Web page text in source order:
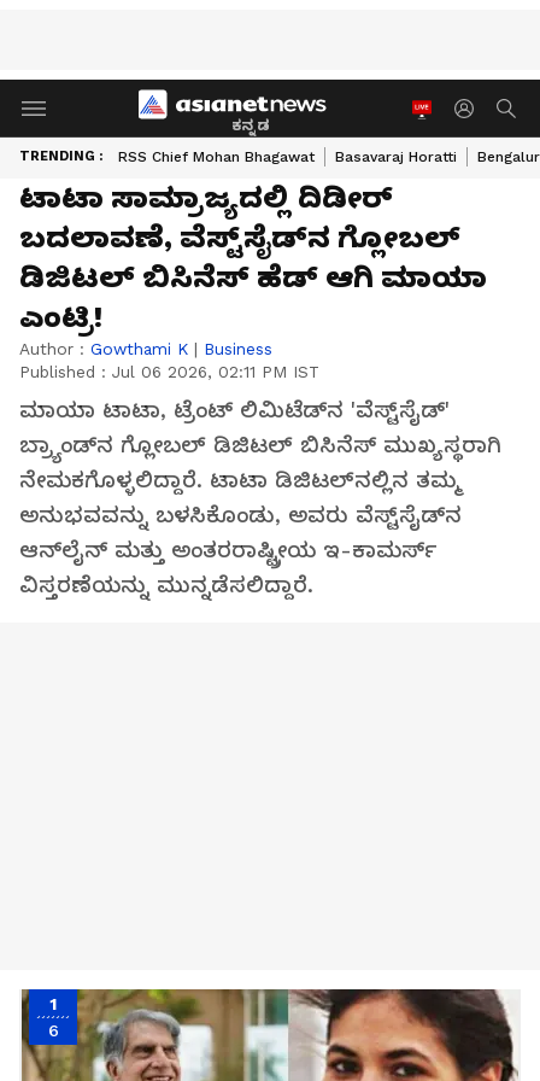
ಕನ್ನಡ
TRENDING : RSS Chief Mohan Bhagawat Basavaraj Horatti
ಟಾಟಾ ಸಾಮ್ರಾಜ್ಯದಲ್ಲಿ ದಿಡೀರ್
ಬದಲಾವಣೆ, ವೆಸ್ಟ್‌ಸೈಡ್‌ನ ಗ್ಲೋಬಲ್
ಡಿಜಿಟಲ್ ಬಿಸಿನೆಸ್ ಹೆಡ್ ಆಗಿ ಮಾಯಾ
ಎಂಟ್ರಿ!
Author : Gowthami K | Business
Published : Jul 06 2026, 02:11 PM IST
ಮಾಯಾ ಟಾಟಾ, ಟ್ರೆಂಟ್ ಲಿಮಿಟೆಡ್‌ನ 'ವೆಸ್ಟ್‌ಸೈಡ್'
ಬ್ರ್ಯಾಂಡ್‌ನ ಗ್ಲೋಬಲ್ ಡಿಜಿಟಲ್ ಬಿಸಿನೆಸ್ ಮುಖ್ಯಸ್ಥರಾಗಿ
ನೇಮಕಗೊಳ್ಳಲಿದ್ದಾರೆ. ಟಾಟಾ ಡಿಜಿಟಲ್‌ನಲ್ಲಿನ ತಮ್ಮ
ಅನುಭವವನ್ನು ಬಳಸಿಕೊಂಡು, ಅವರು ವೆಸ್ಟ್‌ಸೈಡ್‌ನ
ಆನ್‌ಲೈನ್ ಮತ್ತು ಅಂತರರಾಷ್ಟ್ರೀಯ ಇ-ಕಾಮರ್ಸ್
ವಿಸ್ತರಣೆಯನ್ನು ಮುನ್ನಡೆಸಲಿದ್ದಾರೆ.
1
6